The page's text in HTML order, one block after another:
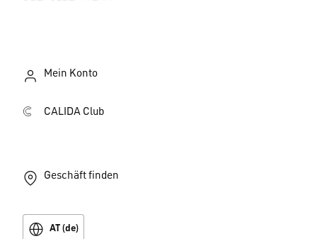
Mein Konto
CALIDA Club
Geschäft finden
AT (de)